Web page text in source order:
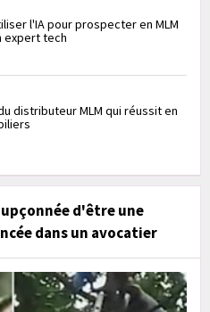
l'IA pour prospecter en MLM
expert tech
distributeur MLM qui réussit en
d'être une
dans un avocatier